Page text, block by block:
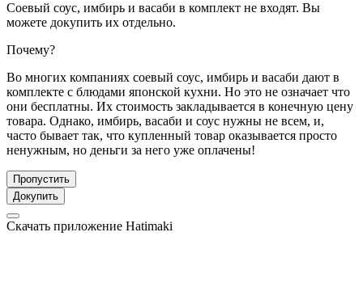
Соевый соус, имбирь и васаби в комплект не входят. Вы
можете докупить их отдельно.
Почему?
Во многих компаниях соевый соус, имбирь и васаби дают в
комплекте с блюдами японской кухни. Но это не означает что
они бесплатны. Их стоимость закладывается в конечную цену
товара. Однако, имбирь, васаби и соус нужны не всем, и,
часто бывает так, что купленный товар оказывается просто
ненужным, но деньги за него уже оплачены!
Пропустить
Докупить
Скачать приложение Hatimaki